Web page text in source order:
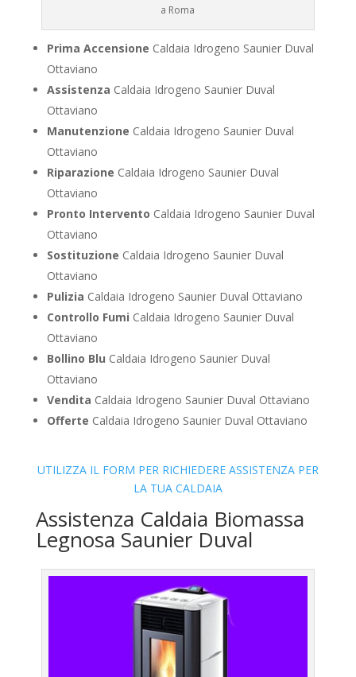
a Roma
Prima Accensione Caldaia Idrogeno Saunier Duval
Ottaviano
Assistenza Caldaia Idrogeno Saunier Duval
Ottaviano
Manutenzione Caldaia Idrogeno Saunier Duval
Ottaviano
Riparazione Caldaia Idrogeno Saunier Duval
Ottaviano
Pronto Intervento Caldaia Idrogeno Saunier Duval
Ottaviano
Sostituzione Caldaia Idrogeno Saunier Duval
Ottaviano
Pulizia Caldaia Idrogeno Saunier Duval Ottaviano
Controllo Fumi Caldaia Idrogeno Saunier Duval
Ottaviano
Bollino Blu Caldaia Idrogeno Saunier Duval
Ottaviano
Vendita Caldaia Idrogeno Saunier Duval Ottaviano
Offerte Caldaia Idrogeno Saunier Duval Ottaviano
UTILIZZA IL FORM PER RICHIEDERE ASSISTENZA PER
LA TUA CALDAIA
Assistenza Caldaia Biomassa
Legnosa Saunier Duval